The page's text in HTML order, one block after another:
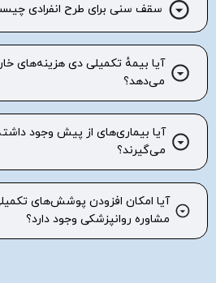
سقف سنی برای طرح انفرادی
آیا بیمهٔ تکمیلی دی هزینه‌های
می‌دهد؟
آیا بیماری‌های از پیش‌ وجود
می‌گیرند؟
آیا امکان افزودن پوشش‌های
مشاوره روانپزشکی وجود دارد؟